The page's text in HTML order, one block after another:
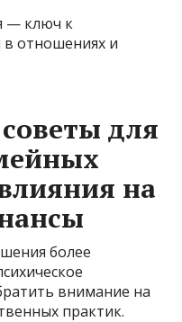
— ключ к
в отношениях и
для
на
более
внимание на
практик.